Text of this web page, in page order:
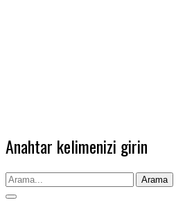
Anahtar kelimenizi girin
Arama